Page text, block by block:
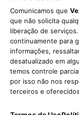
Comunicamos que
que não solicita
liberação de
continuamente para
informações,
desatualizado em
temos controle
por isso não nos
terceiros e